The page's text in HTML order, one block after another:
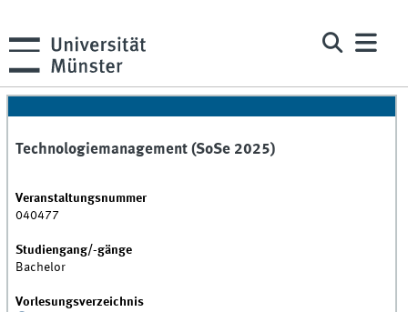
Technologiemanagement (SoSe 2025)
Veranstaltungsnummer
040477
Studiengang/-gänge
Bachelor
Vorlesungsverzeichnis